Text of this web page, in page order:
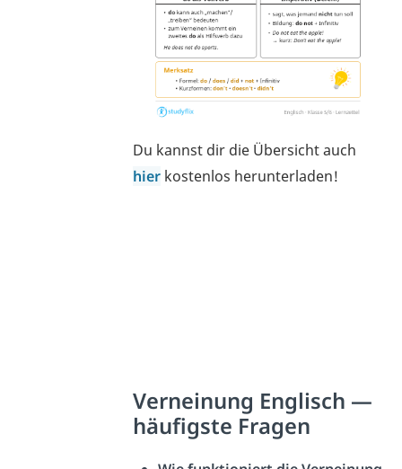
Du kannst dir die Übersicht auch
hier kostenlos herunterladen!
Verneinung Englisch —
häufigste Fragen